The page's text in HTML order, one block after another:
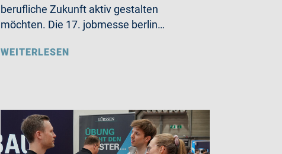
berufliche Zukunft aktiv gestalten
möchten. Die 17. jobmesse berlin…
WEITERLESEN